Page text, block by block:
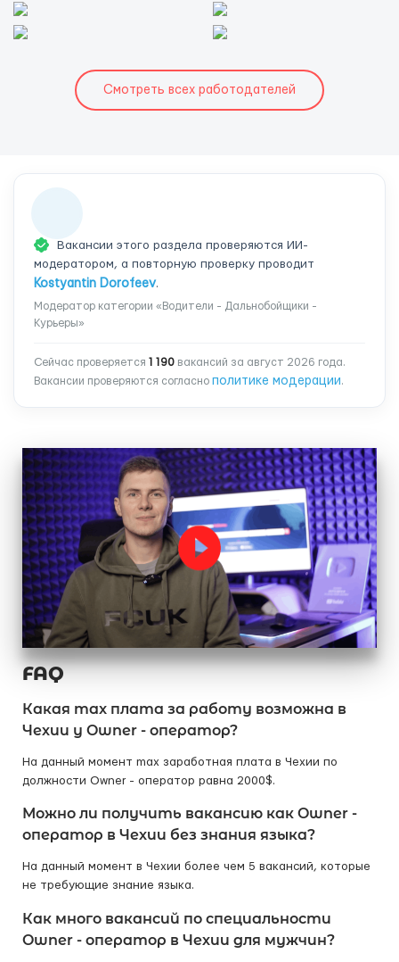
Смотреть всех работодателей
Вакансии этого раздела проверяются ИИ-
модератором, а повторную проверку проводит
Kostyantin Dorofeev.
Модератор категории «Водители - Дальнобойщики -
Курьеры»
Сейчас проверяется 1 190 вакансий за август 2026 года.
Вакансии проверяются согласно политике модерации.
FAQ
Какая max плата за работу возможна в
Чехии у Owner - оператор?
На данный момент max заработная плата в Чехии по
должности Owner - оператор равна 2000$.
Можно ли получить вакансию как Owner -
оператор в Чехии без знания языка?
На данный момент в Чехии более чем 5 вакансий, которые
не требующие знание языка.
Как много вакансий по специальности
Owner - оператор в Чехии для мужчин?